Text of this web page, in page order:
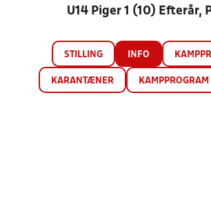
U14 Piger 1 (10) Efterår,
STILLING INFO
KARANTÆNER